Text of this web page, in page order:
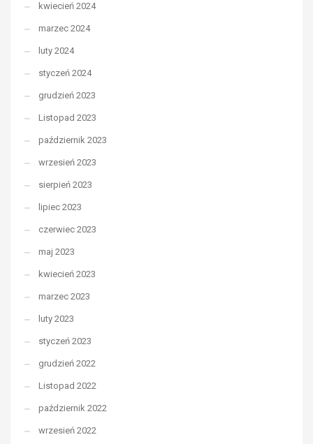
kwiecień 2024
marzec 2024
luty 2024
styczeń 2024
grudzień 2023
Listopad 2023
październik 2023
wrzesień 2023
sierpień 2023
lipiec 2023
czerwiec 2023
maj 2023
kwiecień 2023
marzec 2023
luty 2023
styczeń 2023
grudzień 2022
Listopad 2022
październik 2022
wrzesień 2022